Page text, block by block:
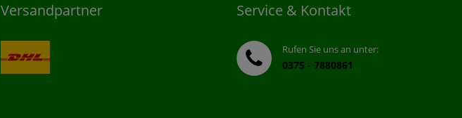
Versandpartner Service & Kontakt
Rufen Sie uns an unter:
0375 - 7880861